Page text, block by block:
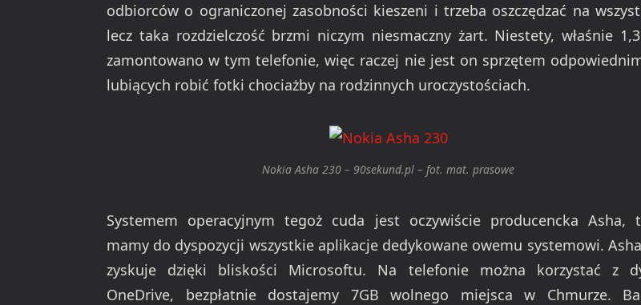
odbiorców o ograniczonej zasobności kieszeni i trzeba oszczędzać na
lecz taka rozdzielczość brzmi niczym niesmaczny żart. Niestety, właśnie
zamontowano w tym telefonie, więc raczej nie jest on sprzętem
lubiących robić fotki chociażby na rodzinnych uroczystościach.
Nokia Asha 230 – 90sekund.pl – fot. mat. prasowe
Systemem operacyjnym tegoż cuda jest oczywiście producencka Asha,
mamy do dyspozycji wszystkie aplikacje dedykowane owemu systemowi.
zyskuje dzięki bliskości Microsoftu. Na telefonie można korzystać z
OneDrive, bezpłatnie dostajemy 7GB wolnego miejsca w Chmurze.